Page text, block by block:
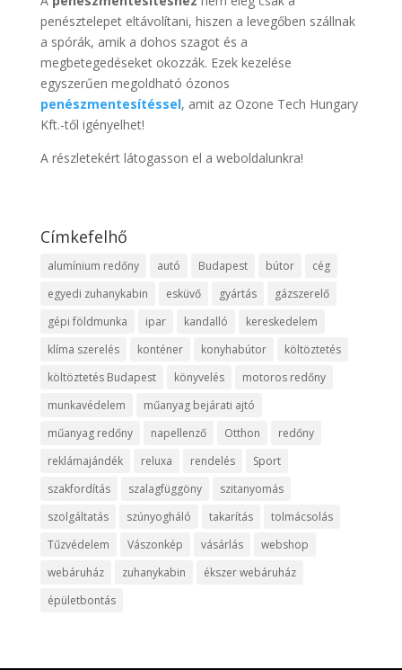
penésztelepet eltávolítani, hiszen a levegőben szállnak
a spórák, amik a dohos szagot és a
megbetegedéseket okozzák. Ezek kezelése
egyszerűen megoldható ózonos
penészmentesítéssel, amit az Ozone Tech Hungary
Kft.-től igényelhet!
A részletekért látogasson el a weboldalunkra!
Címkefelhő
alumínium redőny autó Budapest bútor
cég
egyedi zuhanykabin
esküvő gyártás
gázszerelő
gépi földmunka
ipar kandalló
kereskedelem
klíma szerelés
konténer konyhabútor
költöztetés
költöztetés Budapest
könyvelés
motoros redőny
munkavédelem
műanyag bejárati ajtó
műanyag redőny
napellenző Otthon
redőny
reklámajándék
reluxa rendelés
Sport
szakfordítás
szalagfüggöny
szitanyomás
szolgáltatás
szúnyogháló takarítás
tolmácsolás
Tűzvédelem
Vászonkép vásárlás
webshop
webáruház
zuhanykabin
ékszer webáruház
épületbontás